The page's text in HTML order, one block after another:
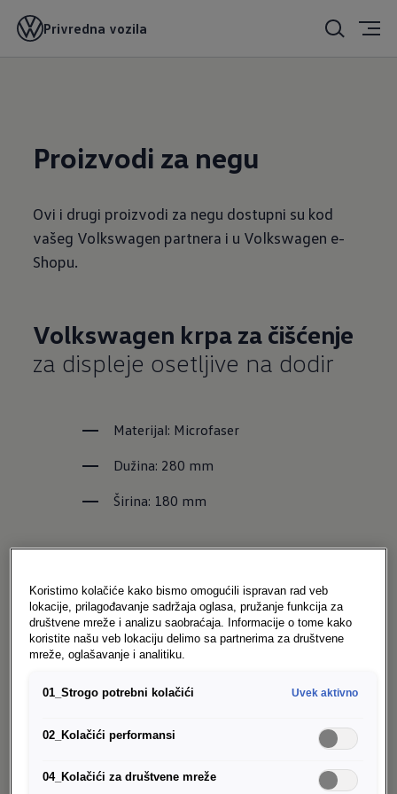
Privredna vozila
Proizvodi za negu
Ovi i drugi proizvodi za negu dostupni su kod
vašeg Volkswagen partnera i u Volkswagen e-
Shopu.
Volkswagen krpa za čišćenje
za displeje osetljive na dodir
Materijal: Microfaser
Dužina: 280 mm
Širina: 180 mm
Volkswagen Original
gel za
felnel
legura
Uklanja tipično zaprljanje poput prašine
od kočnica i prljavštine nakon kratkog
vremena natapanja
Koristimo kolačiće kako bismo omogućili ispravan rad veb
lokacije, prilagođavanje sadržaja oglasa, pružanje funkcija za
društvene mreže i analizu saobraćaja. Informacije o tome kako
koristite našu veb lokaciju delimo sa partnerima za društvene
mreže, oglašavanje i analitiku.
01_Strogo potrebni kolačići Uvek aktivno
02_Kolačići performansi
04_Kolačići za društvene mreže